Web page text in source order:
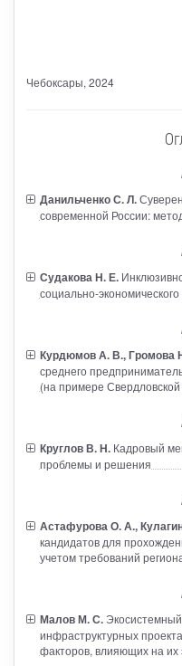
Чебоксары, 2024
Данильченко С. Л.
современной России:
Судакова Н. Е.
социально-
Курдюмов А. В., Громова
среднего
(на примере Свердловской
Круглов В. Н.Кадровый
проблемы и решения
Астафурова О. А.,
кандидатов для
учетом требований
Малов М. С.
инфраструктурных
факторов, влияющих на их